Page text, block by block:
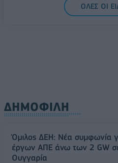
Ελλάδα στη μεγάληΟΛΕΣ ΟΙ
ΔΗΜΟΦΙΛΗ
Όμιλος ΔΕΗ: Νέα συμφωνία
έργων ΑΠΕ άνω των 2 GW
Ουγγαρία